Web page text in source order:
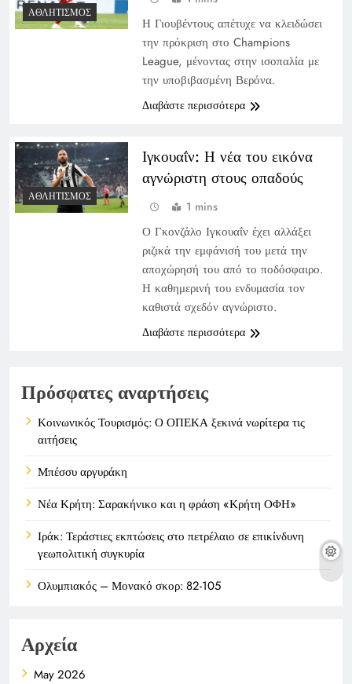
ΑΘΛΗΤΙΣΜΌΣ
Η Γιουβέντους απέτυχε να κλειδώσει
την πρόκριση στο Champions
League, μένοντας στην ισοπαλία με
την υποβιβασμένη Βερόνα.
Διαβάστε περισσότερα
ΑΘΛΗΤΙΣΜΌΣ
Ιγκουαΐν: Η νέα του εικόνα
αγνώριστη στους οπαδούς
1 mins
Ο Γκονζάλο Ιγκουαΐν έχει αλλάξει
ριζικά την εμφάνισή του μετά την
αποχώρησή του από το ποδόσφαιρο.
Η καθημερινή του ενδυμασία τον
καθιστά σχεδόν αγνώριστο.
Διαβάστε περισσότερα
Πρόσφατες αναρτήσεις
Κοινωνικός Τουρισμός: Ο ΟΠΕΚΑ ξεκινά νωρίτερα τις
αιτήσεις
Μπέσσυ αργυράκη
Νέα Κρήτη: Σαρακήνικο και η φράση «Κρήτη ΟΦΗ»
Ιράκ: Τεράστιες εκπτώσεις στο πετρέλαιο σε επικίνδυνη
γεωπολιτική συγκυρία
Ολυμπιακός – Μονακό σκορ: 82-105
Αρχεία
May 2026